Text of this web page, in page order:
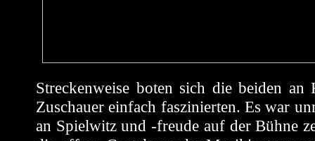
Streckenweise boten sich die beiden
Zuschauer einfach faszinierten. Es war
an Spielwitz und -freude auf der Bühne